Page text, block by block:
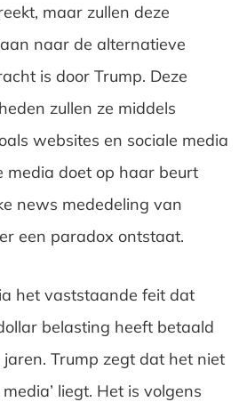
maar zullen deze
naar de alternatieve
is door Trump. Deze
zullen ze middels
websites en sociale media
media doet op haar beurt
news mededeling van
een paradox ontstaat.
het vaststaande feit dat
belasting heeft betaald
Trump zegt dat het niet
liegt. Het is volgens